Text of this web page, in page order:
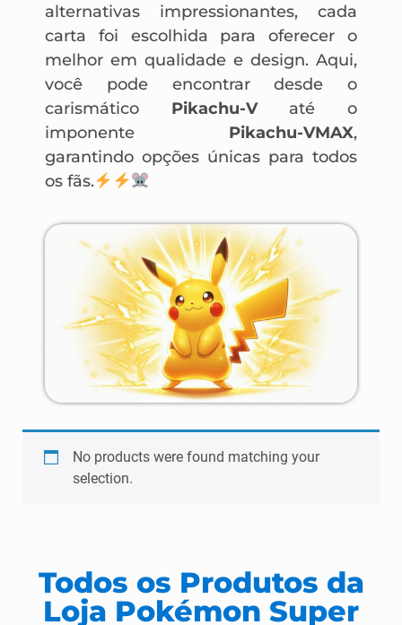
alternativas impressionantes, cada
carta foi escolhida para oferecer o
melhor em qualidade e design. Aqui,
você pode encontrar desde o
carismático Pikachu-Vaté o
imponente Pikachu-VMAX,
garantindo opções únicas para todos
os fãs.
No products were found matching your
selection.
Todos os Produtos da
Loja Pokémon Super